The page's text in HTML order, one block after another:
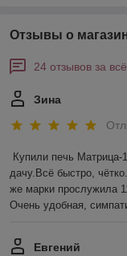
Отзывы о
24 отзывов за
Зина
Купили печь Матрица-
дачу.Всё быстро,
же марки прослужила
Очень удобная,
Евгений